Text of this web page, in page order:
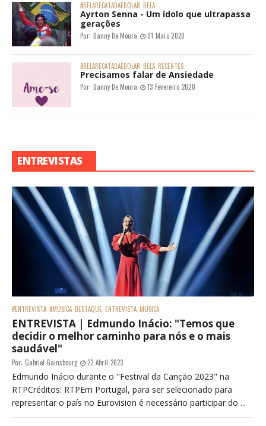
#BELARECATADAEDOLAR BELA
Ayrton Senna - Um ídolo que ultrapassa
gerações
Por: Danny De Moura 01 Maio 2020
#BELARECATADAEDOLAR BELA RECENTES
Precisamos falar de Ansiedade
Por: Danny De Moura 13 Fevereiro 2020
ENTREVISTAS
#ENTREVISTA #MÚSICA DESTAQUE ENTREVISTA MÚSICA
ENTREVISTA | Edmundo Inácio: "Temos que
decidir o melhor caminho para nós e o mais
saudável"
Por: Gabriel Gainsbourg 22 Abril 2023
Edmundo Inácio durante o "Festival da Canção 2023" na
RTPCréditos: RTPEm Portugal, para ser selecionado para
representar o país no Eurovision é necessário participar do ...